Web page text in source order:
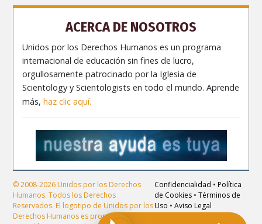
ACERCA DE NOSOTROS
Unidos por los Derechos Humanos es un programa
internacional de educación sin fines de lucro,
orgullosamente patrocinado por la Iglesia de
Scientology y Scientologists en todo el mundo. Aprende
más,haz clic aquí.
© 2008-2026 Unidos por los Derechos
Humanos. Todos los Derechos
Reservados. El logotipo de Unidos por los
Derechos Humanos es propiedad de
Confidencialidad • Política
de Cookies •Términos de
Uso •Aviso Legal